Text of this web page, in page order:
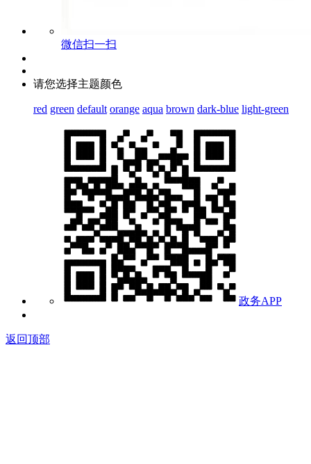
微信扫一扫
请您选择主题颜色
red green default orange aqua brown dark-blue light-green
政务APP
返回顶部